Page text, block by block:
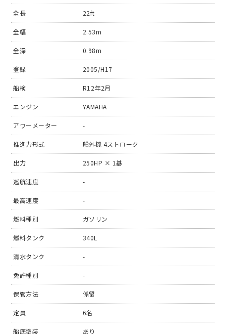
全長 22ft
全幅 2.53m
全深 0.98m
登録 2005/H17
船検 R12年2月
エンジン YAMAHA
アワーメーター -
推進力形式 船外機 4ストローク
出力 250HP × 1基
巡航速度 -
最高速度 -
燃料種別 ガソリン
燃料タンク 340L
清水タンク -
免許種別 -
保管方法 係留
定員 6名
船底塗装 あり